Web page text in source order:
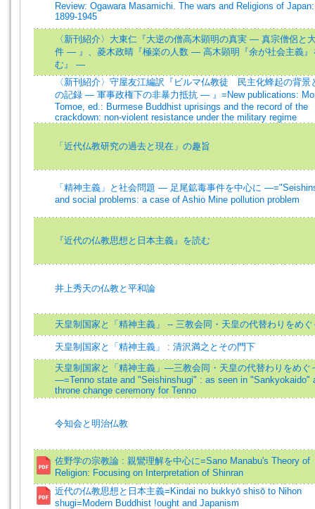
Review: Ogawara Masamichi. The wars and Religions of Japan:
1899-1945
〈新刊紹介〉大東仁『大逆の僧高木顕明の真実 ― 真宗僧侶と
件 ― 』、菱木政晴『極楽の人数 ― 高木顕明『余が社会主義』
む』 ―
〈新刊紹介〉守屋友江編訳『ビルマ仏教徒 民主化蜂起の背景
の記録 ― 軍事政権下の非暴力抵抗 ― 』=New publications:
Tomoe, ed.: Burmese Buddhist uprisings and the record of the
crackdown: non-violent resistance under the military regime
「近代仏教研究の過去と現在」の趣旨
「精神主義」と社会問題 ― 足尾鉱毒事件を中心に
and social problems: a case of Ashio Mine pollution problem
『近代の仏教思想と日本主義』を読む
井上秀天の仏教と平和論
天皇制国家と「精神主義」 -- 三教会同・天皇の代替わりをめぐ
天皇制国家と「精神主義」 : 清沢満之とその門下
天皇制国家と「精神主義」―三教会同・天皇の代替わりをめぐ
―=Tenno state and "Seishinshugi" : as seen in "Sankyokaido"
throne change ceremony for Tenno
令知会と明治仏教
佐野学の宗教論 : 親鸞理解を中心に=Sano Manabu's Theory of
Religion: Focusing on Interpretation of Shinran
近代の仏教思想と日本主義=Kindai no bukkyō shisō to Nihon
shugi=Modern Buddhist !ought and Japanism